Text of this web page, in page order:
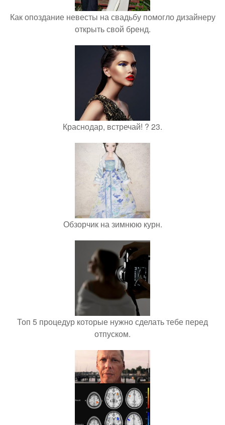
Как опоздание невесты на свадьбу помогло дизайнеру
открыть свой бренд.
Краснодар, встречай! ? 23.
Обзорчик на зимнюю курн.
Топ 5 процедур которые нужно сделать тебе перед
отпуском.